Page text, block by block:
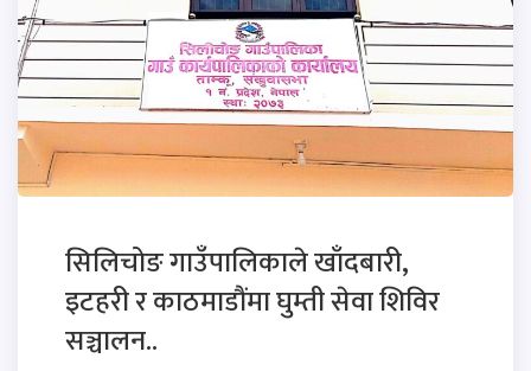
सिलिचोङ गाउँपालिकाले खाँदबारी,
इटहरी र काठमाडौंमा घुम्ती सेवा शिविर
सञ्चालन..